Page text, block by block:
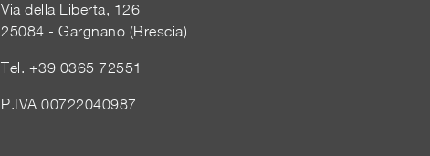
Via della Liberta, 126
25084 - Gargnano (Brescia)
Tel. +39 0365 72551
P.IVA 00722040987